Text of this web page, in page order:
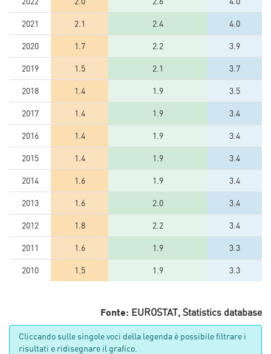
2021 2.1 2.4 4.0
2020 1.7 2.2 3.9
2019 1.5 2.1 3.7
2018 1.4 1.9 3.5
2017 1.4 1.9 3.4
2016 1.4 1.9 3.4
2015 1.4 1.9 3.4
2014 1.6 1.9 3.4
2013 1.6 2.0 3.4
2012 1.8 2.2 3.4
2011 1.6 1.9 3.3
2010 1.5 1.9 3.3
Fonte: EUROSTAT, Statistics database
Cliccando sulle singole voci della legenda è possibile filtrare i
risultati e ridisegnare il grafico.